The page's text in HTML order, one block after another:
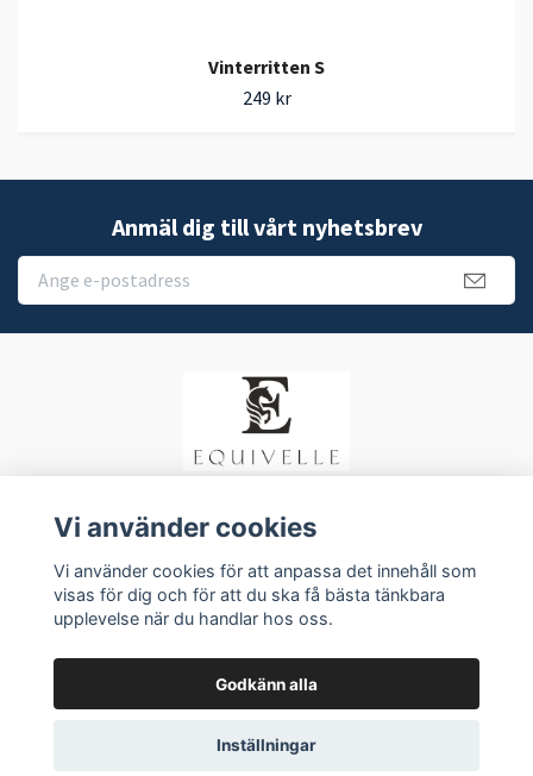
Vinterritten S
249 kr
Anmäl dig till vårt nyhetsbrev
Köpvillkor
Kontakt
Vi använder cookies
Vi använder cookies för att anpassa det innehåll som
visas för dig och för att du ska få bästa tänkbara
upplevelse när du handlar hos oss.
Godkänn alla
Inställningar